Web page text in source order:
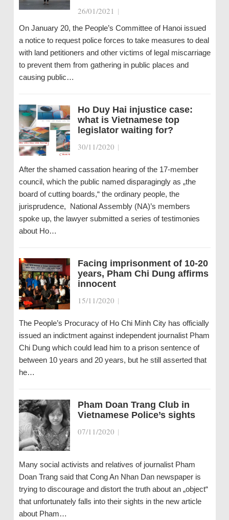
26/01/2021 |
On January 20, the People’s Committee of Hanoi issued
a notice to request police forces to take measures to deal
with land petitioners and other victims of legal miscarriage
to prevent them from gathering in public places and
causing public…
Ho Duy Hai injustice case:
what is Vietnamese top
legislator waiting for?
30/11/2020 |
After the shamed cassation hearing of the 17-member
council, which the public named disparagingly as „the
board of cutting boards,“ the ordinary people, the
jurisprudence, National Assembly (NA)’s members
spoke up, the lawyer submitted a series of testimonies
about Ho…
Facing imprisonment of 10-20
years, Pham Chi Dung affirms
innocent
15/11/2020 |
The People’s Procuracy of Ho Chi Minh City has officially
issued an indictment against independent journalist Pham
Chi Dung which could lead him to a prison sentence of
between 10 years and 20 years, but he still asserted that
he…
Pham Doan Trang Club in
Vietnamese Police’s sights
07/11/2020 |
Many social activists and relatives of journalist Pham
Doan Trang said that Cong An Nhan Dan newspaper is
trying to discourage and distort the truth about an „object“
that unfortunately falls into their sights in the new article
about Pham…